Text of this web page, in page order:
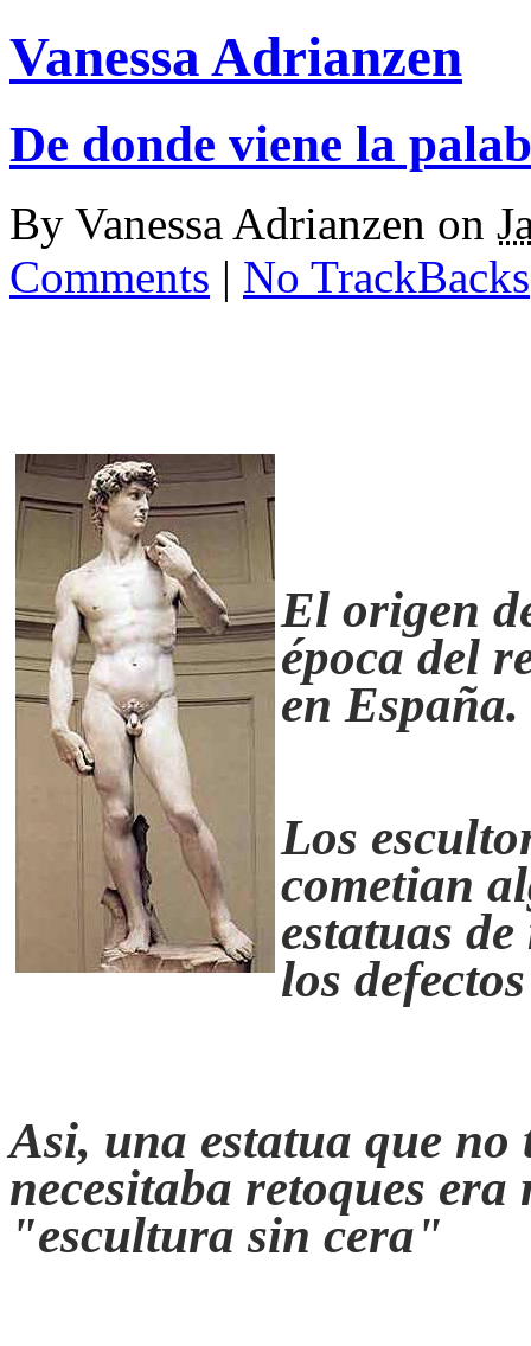
Vanessa Adrianzen
De donde viene la
By Vanessa Adrianzen on
Comments | No TrackBacks
El origen
época del
en España.
Los
cometian
estatuas
los
Asi, una estatua que
necesitaba retoques
"escultura sin cera"